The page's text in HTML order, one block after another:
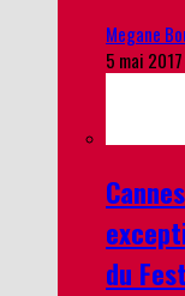
Megane
5 mai 2017
du